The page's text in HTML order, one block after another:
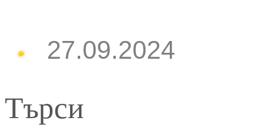
27.09.2024
Търси